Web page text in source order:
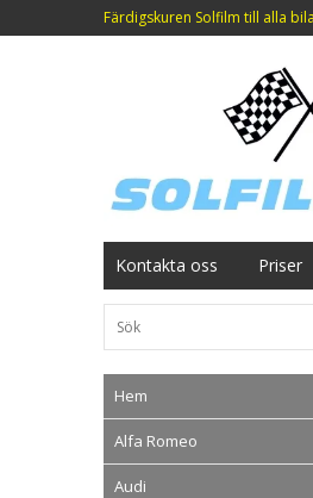
Färdigskuren Solfilm till alla
Kontakta oss Priser
Hem
Alfa Romeo
Audi